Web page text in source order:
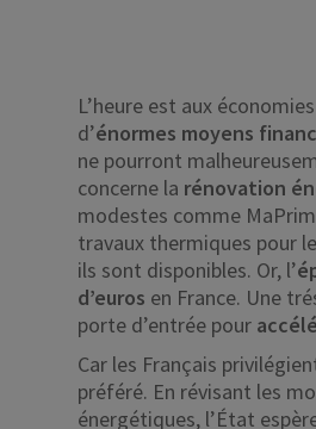
L’heure est aux
d’énormes moyens
ne pourront
concerne la rénovation
modestes comme
travaux thermiques pour
ils sont disponibles. Or, l’
d’euros en France. Une
porte d’entrée pour
Car les Français
préféré. En révisant les
énergétiques, l’État